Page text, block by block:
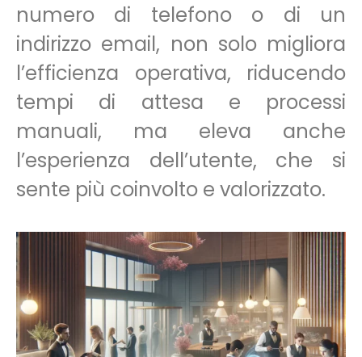
numero di telefono o di un
indirizzo email, non solo migliora
l’efficienza operativa, riducendo
tempi di attesa e processi
manuali, ma eleva anche
l’esperienza dell’utente, che si
sente più coinvolto e valorizzato.